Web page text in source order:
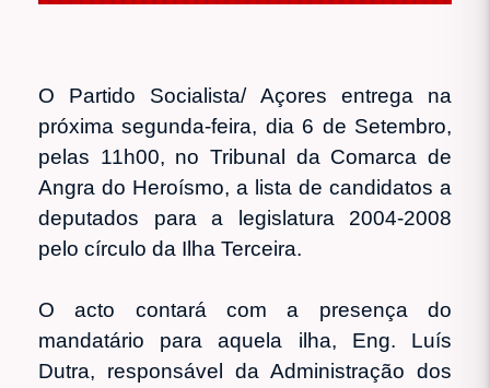
O Partido Socialista/ Açores entrega na
próxima segunda-feira, dia 6 de Setembro,
pelas 11h00, no Tribunal da Comarca de
Angra do Heroísmo, a lista de candidatos a
deputados para a legislatura 2004-2008
pelo círculo da Ilha Terceira.
O acto contará com a presença do
mandatário para aquela ilha, Eng. Luís
Dutra, responsável da Administração dos